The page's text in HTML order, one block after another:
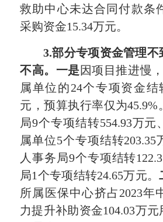
救助中心未达合同付款条
采购资金15.34万元。
3.部分专项资金管理不
不高。一是因项目推进慢
属单位的24个专项资金结
元，预算执行率仅为
局9个专项结转554.93万
属单位5个专项结转203.35
人事务局9个专项结转
局1个专项结转24.65万元。
所属医保中心挤占2023年
力提升补助资金104.03万元